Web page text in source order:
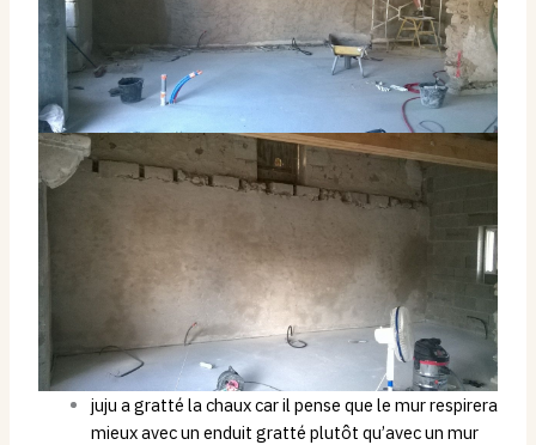
juju a gratté la chaux car il pense que le mur respirera
mieux avec un enduit gratté plutôt qu’avec un mur